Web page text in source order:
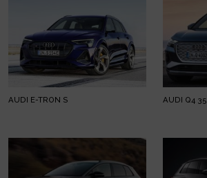
AUDI E-TRON S AUDI Q4